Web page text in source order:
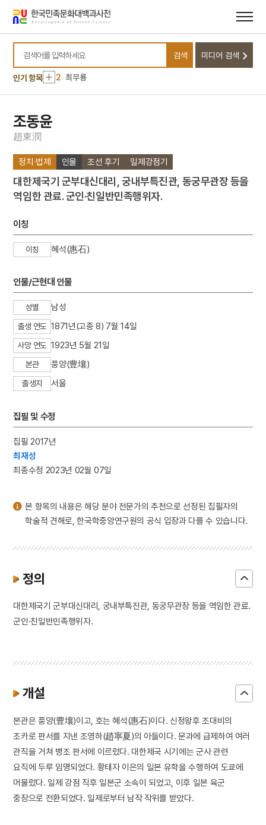
바로가기
바로가기
검색어를 입력하세요
검색 미디어 검색
인기 항목
10 세종
1 금성대군
2 최무룡
3 세조
교정청
8
길상도
9
단군 신화
1 금성대군
2
최무룡
4 상록수부대
5 엄흥도
6
한명회
7 교정청
8 길상도
9 단군 신화
조동윤
趙東潤
정치·법제 인물 조선 후기 일제강점기
대한제국기 군부대신대리, 궁내부특진관, 동궁무관장 등을
역임한 관료. 군인·친일반민족행위자.
이칭
이칭 혜석(惠石)
인물/근현대 인물
성별 남성
출생 연도 1871년(고종 8) 7월 14일
사망 연도 1923년 5월 21일
본관 풍양(豊壤)
출생지 서울
집필 및 수정
집필 2017년
최재성
최종수정 2023년 02월 07일
본 항목의 내용은 해당 분야 전문가의 추천으로 선정된 집필자의
학술적 견해로, 한국학중앙연구원의 공식 입장과 다를 수 있습니다.
정의
대한제국기 군부대신대리, 궁내부특진관, 동궁무관장 등을 역임한 관료.
군인·친일반민족행위자.
개설
본관은 풍양(豊壤)이고, 호는 혜석(惠石)이다. 신정왕후 조대비의
조카로 판서를 지낸 조영하(趙寧夏)의 아들이다. 문과에 급제하여 여러
관직을 거쳐 병조 판서에 이르렀다. 대한제국 시기에는 군사 관련
요직에 두루 임명되었다. 황태자 이은의 일본 유학을 수행하여 도쿄에
머물렀다. 일제 강점 직후 일본군 소속이 되었고, 이후 일본 육군
중장으로 전환되었다. 일제로부터 남작 작위를 받았다.